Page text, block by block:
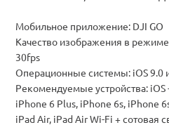
Мобильное приложение: DJI GO
Качество изображения в
30fps
Операционные системы: iOS
Рекомендуемые устройства: iOS
iPhone 6 Plus, iPhone 6s, iPhone
iPad Air, iPad Air Wi-Fi + сотовая